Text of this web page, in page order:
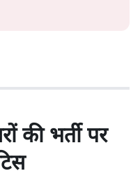
की भर्ती पर